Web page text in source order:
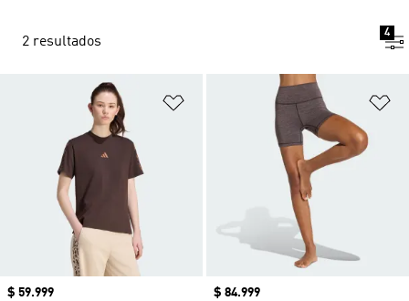
2 resultados
4
Añadir a la lista de deseos
Precio
$ 59.999
Precio
$ 84.999